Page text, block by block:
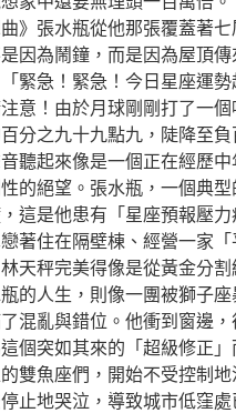
》張水瓶從他那張覆蓋著
因為鬧鐘，而是因為屋頂
緊急！緊急！今日星座運
意！由於月球剛剛打了一
分之九十九點九，陡降至
聽起來像是一個正在經歷
的絕望。張水瓶，一個典型
這是他患有「星座預報壓
著住在隔壁棟、經營一家「
天秤完美得像是從黃金分
的人生，則像一團被獅子
混亂與錯位。他衝到窗邊，
個突如其來的「超級修正
雙魚座們，開始不受控制
止地哭泣，導致城市低窪處